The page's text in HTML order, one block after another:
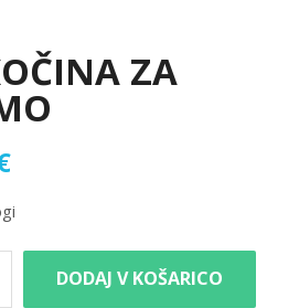
ZA
DODAJ V KOŠARICO